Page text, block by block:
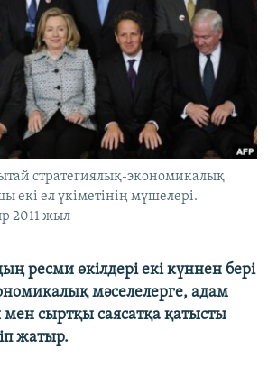
стратегиялық-экономикалық
екі ел үкіметінің мүшелері.
2011 жыл
ресми өкілдері екі күннен бері
мәселелерге, адам
сыртқы саясатқа қатысты
жатыр.